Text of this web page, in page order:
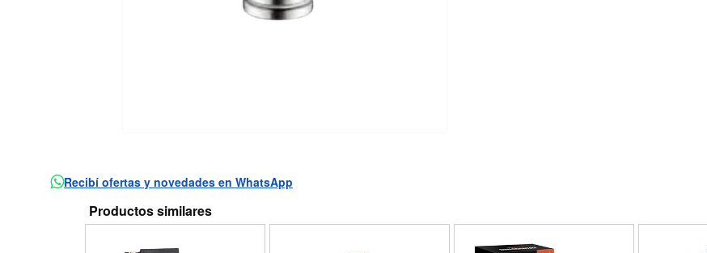
Recibí ofertas y novedades en WhatsApp
Productos similares